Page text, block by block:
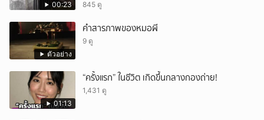
00:23 845 ดู
ตัวอย่าง
คำสารภาพของหมอผี
9 ดู
01:13
“ครั้งแรก” ในชีวิต เกิดขึ้นกลางกองถ่าย!
1,431 ดู